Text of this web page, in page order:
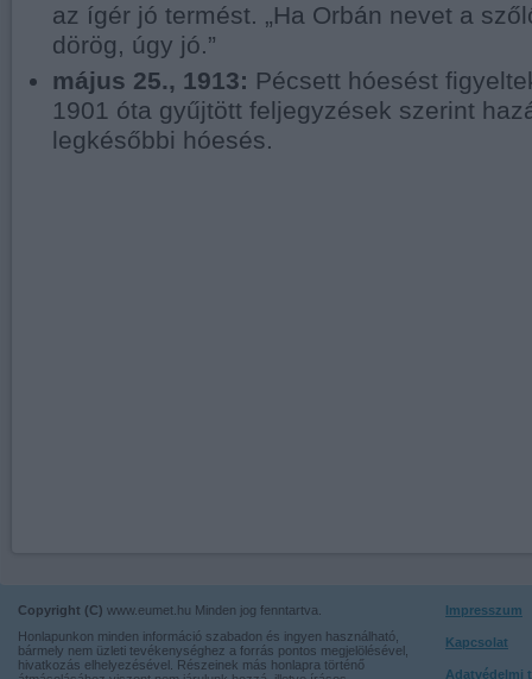
az ígér jó termést. „Ha Orbán nevet a
dörög, úgy jó.”
május 25., 1913: Pécsett hóesést
1901 óta gyűjtött feljegyzések szerint
legkésőbbi hóesés.
Copyright (C) www.eumet.hu Minden jog fenntartva.
Honlapunkon minden információ szabadon és ingyen használható,
bármely nem üzleti tevékenységhez a forrás pontos megjelölésével,
hivatkozás elhelyezésével. Részeinek más honlapra történő
Impresszum
Kapcsolat
Adatvédelmi